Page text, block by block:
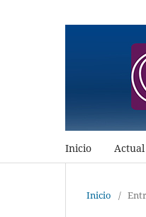
Inicio Actual
Inicio /